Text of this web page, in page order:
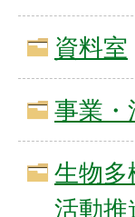
資料室
事業・
生物多
活動推